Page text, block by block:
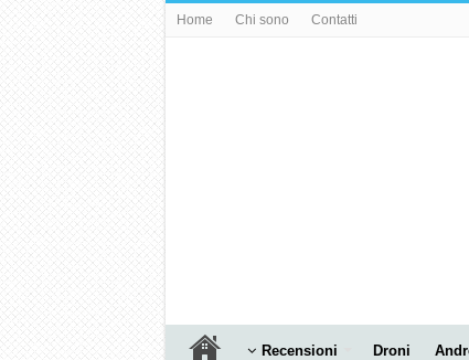
Home Chi sono Contatti
Recensioni Droni